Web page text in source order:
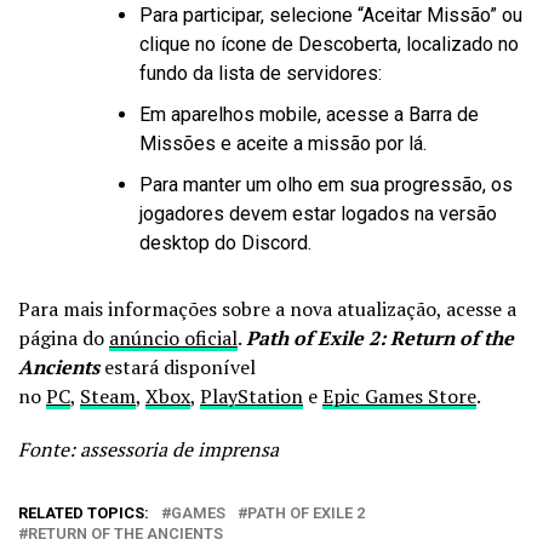
Para participar, selecione “Aceitar Missão” ou
clique no ícone de Descoberta, localizado no
fundo da lista de servidores:
Em aparelhos mobile, acesse a Barra de
Missões e aceite a missão por lá.
Para manter um olho em sua progressão, os
jogadores devem estar logados na versão
desktop do Discord.
Para mais informações sobre a nova atualização, acesse a
página do anúncio oficial.Path of Exile 2: Return of the
Ancientsestará disponível
noPC, Steam, Xbox, PlayStation eEpic Games Store.
Fonte: assessoria de imprensa
RELATED TOPICS: GAMES
PATH OF EXILE 2
RETURN OF THE ANCIENTS